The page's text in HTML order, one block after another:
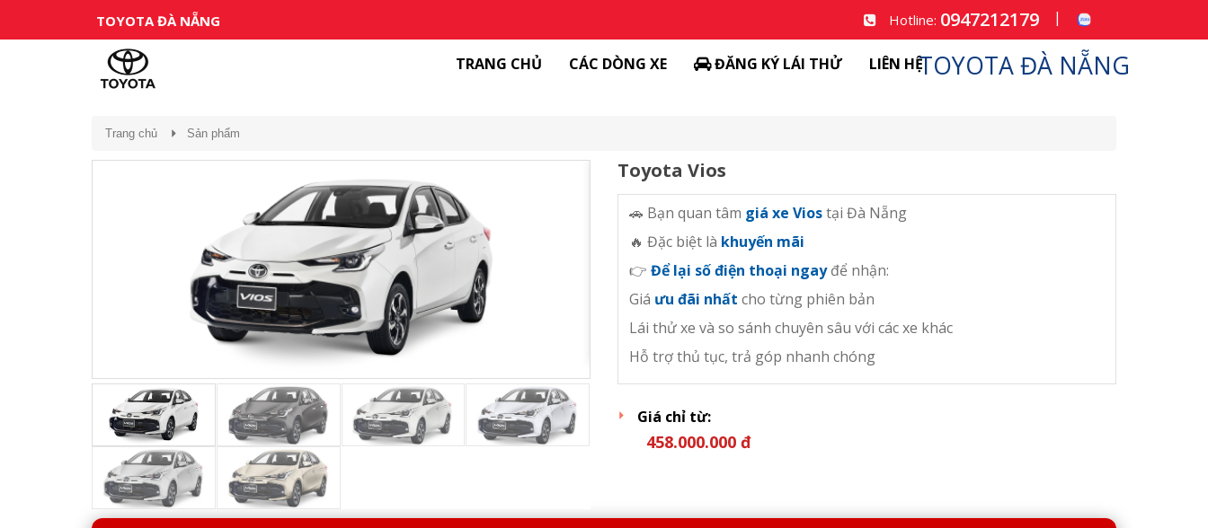
TOYOTA ĐÀ NẴNG Hotline: 0947212179 |
TRANG CHỦ CÁC DÒNG XE ĐĂNG KÝ LÁI THỬ LIÊN HỆTOYOTA ĐÀ NẴNG
Trang chủ Sản phẩm
Toyota Vios
🚗 Bạn quan tâm giá xe Viostại Đà Nẵng
🔥 Đặc biệt là khuyến mãi
👉 Để lại số điện thoại ngayđể nhận:
Giá ưu đãi nhất cho từng phiên bản
Lái thử xe và so sánh chuyên sâu với các xe khác
Hỗ trợ thủ tục, trả góp nhanh chóng
Giá chỉ từ:
458.000.000 đ